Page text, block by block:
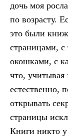
дочь моя
по возрасту.
это были
страницами, с
окошками, с
что, учитывая
естественно,
открывать
страницы
Книги никто у